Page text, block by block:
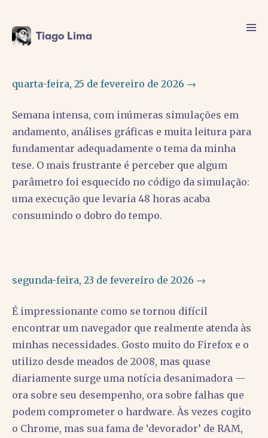
Tiago Lima
quarta-feira, 25 de fevereiro de 2026 →
Semana intensa, com inúmeras simulações em
andamento, análises gráficas e muita leitura para
fundamentar adequadamente o tema da minha
tese. O mais frustrante é perceber que algum
parâmetro foi esquecido no código da simulação:
uma execução que levaria 48 horas acaba
consumindo o dobro do tempo.
segunda-feira, 23 de fevereiro de 2026 →
É impressionante como se tornou difícil
encontrar um navegador que realmente atenda às
minhas necessidades. Gosto muito do Firefox e o
utilizo desde meados de 2008, mas quase
diariamente surge uma notícia desanimadora —
ora sobre seu desempenho, ora sobre falhas que
podem comprometer o hardware. Às vezes cogito
o Chrome, mas sua fama de ‘devorador’ de RAM,